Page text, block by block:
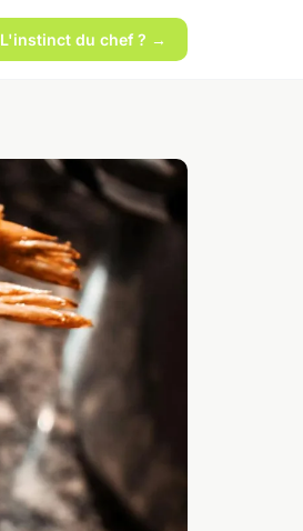
L'instinct du chef ? →